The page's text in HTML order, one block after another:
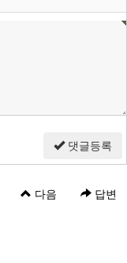
댓글등록
다음 답변